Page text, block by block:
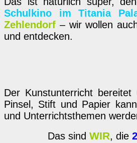
Schulkino im Titania
Zehlendorf – wir wollen
und entdecken.
Der Kunstunterricht
Pinsel, Stift und Papier
und Unterrichtsthemen
Das sind WIR, die